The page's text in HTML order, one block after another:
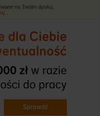
na Twoim dysku,